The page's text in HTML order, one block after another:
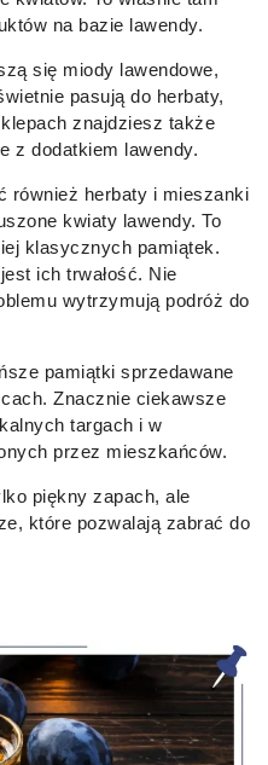
na bazie lawendy.
się miody lawendowe,
pasują do herbaty,
znajdziesz także
z dodatkiem lawendy.
również herbaty i mieszanki
kwiaty lawendy. To
klasycznych pamiątek.
ich trwałość. Nie
wytrzymują podróż do
pamiątki sprzedawane
Znacznie ciekawsze
targach i w
przez mieszkańców.
piękny zapach, ale
które pozwalają zabrać do